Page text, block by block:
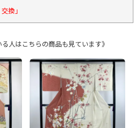
換」
る人はこちらの商品も見ています》